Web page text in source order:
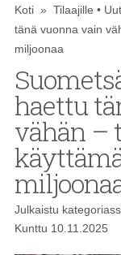
Koti» Tilaajille •
tänä vuonna vain
miljoonaa
haettu
vähän –
Julkaistu
Kunttu 10.11.2025